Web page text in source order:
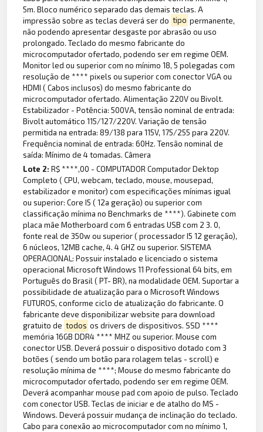
5m. Bloco numérico separado das demais teclas. A
impressão sobre as teclas deverá ser do tipo permanente,
não podendo apresentar desgaste por abrasão ou uso
prolongado. Teclado do mesmo fabricante do
microcomputador ofertado, podendo ser em regime OEM.
Monitor led ou superior com no mínimo 18, 5 polegadas com
resolução de **** pixels ou superior com conector VGA ou
HDMI ( Cabos inclusos) do mesmo fabricante do
microcomputador ofertado. Alimentação 220V ou Bivolt.
Estabilizador - Potência: 500VA, tensão nominal de entrada:
Bivolt automático 115/127/220V. Variação de tensão
permitida na entrada: 89/138 para 115V, 175/255 para 220V.
Frequência nominal de entrada: 60Hz. Tensão nominal de
saída: Mínimo de 4 tomadas. Câmera
Lote 2:R$ ****,00 - COMPUTADOR Computador Dektop
Completo ( CPU, webcam, teclado, mouse, mousepad,
estabilizador e monitor) com especificações mínimas igual
ou superior: Core I5 ( 12a geração) ou superior com
classificação mínima no Benchmarks de ****). Gabinete com
placa mãe Motherboard com 6 entradas USB com 2 3. 0,
fonte real de 350w ou superior ( processador I5 12 geração),
6 núcleos, 12MB cache, 4. 4 GHZ ou superior. SISTEMA
OPERACIONAL: Possuir instalado e licenciado o sistema
operacional Microsoft Windows 11 Professional 64 bits, em
Português do Brasil ( PT- BR), na modalidade OEM. Suportar a
possibilidade de atualização para o Microsoft Windows
FUTUROS, conforme ciclo de atualização do fabricante. O
fabricante deve disponibilizar website para download
gratuito de todos os drivers de dispositivos. SSD ****
memória 16GB DDR4 **** MHZ ou superior. Mouse com
conector USB. Deverá possuir o dispositivo dotado com 3
botões ( sendo um botão para rolagem telas - scroll) e
resolução mínima de ****; Mouse do mesmo fabricante do
microcomputador ofertado, podendo ser em regime OEM.
Deverá acompanhar mouse pad com apoio de pulso. Teclado
com conector USB. Teclas de iniciar e de atalho do MS -
Windows. Deverá possuir mudança de inclinação do teclado.
Cabo para conexão ao microcomputador com no mínimo 1,